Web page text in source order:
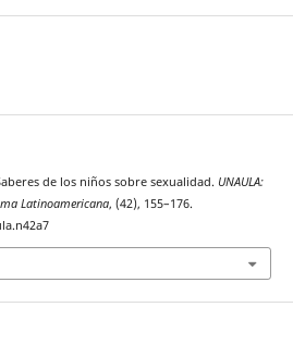
de los niños sobre sexualidad. UNAULA:
Latinoamericana, (42), 155–176.